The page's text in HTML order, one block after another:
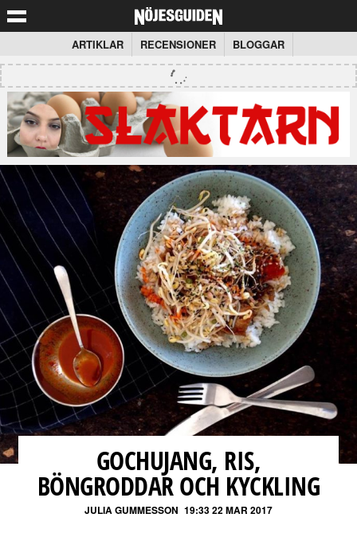
ARTIKLAR RECENSIONER BLOGGAR
GOCHUJANG, RIS,
BÖNGRODDAR OCH KYCKLING
JULIA GUMMESSON 19:33 22 MAR 2017